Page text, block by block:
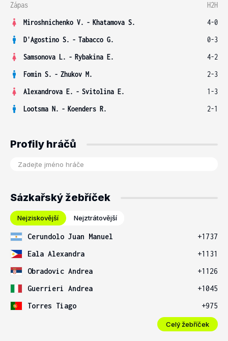
Zápas
H2H
Miroshnichenko V. - Khatamova S.
4-0
D'Agostino S. - Tabacco G.
0-3
Samsonova L. - Rybakina E.
4-2
Fomin S. - Zhukov M.
2-3
Alexandrova E. - Svitolina E.
1-3
Lootsma N. - Koenders R. 2-1
Profily hráčů
Sázkařský žebříček
Nejziskovější Nejztrátovější
Cerundolo Juan Manuel
+1737
Eala Alexandra
+1131
Obradovic Andrea
+1126
Guerrieri Andrea
+1045
Torres Tiago
+975
Celý žebříček